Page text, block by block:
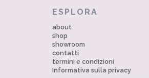
ESPLORA
about
shop
showroom
contatti
termini e condizioni
Informativa sulla privacy